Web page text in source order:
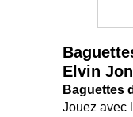
Elvin
Baguettes
Jouez avec